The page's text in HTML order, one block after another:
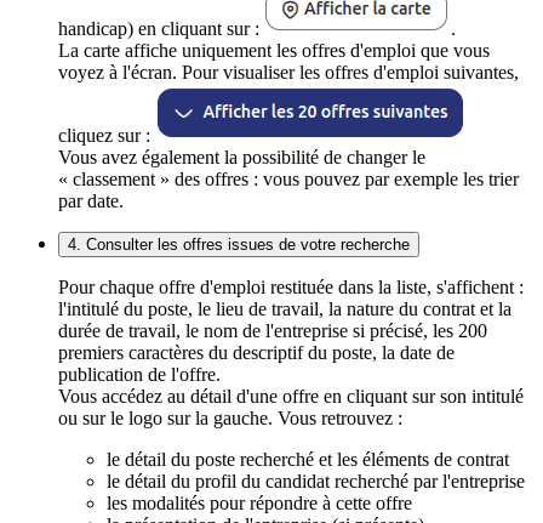
handicap) en cliquant sur :
.
La carte affiche uniquement les offres d'emploi que vous
voyez à l'écran. Pour visualiser les offres d'emploi suivantes,
cliquez sur :
Vous avez également la possibilité de changer le
« classement » des offres : vous pouvez par exemple les trier
par date.
4. Consulter les offres issues de votre recherche
Pour chaque offre d'emploi restituée dans la liste, s'affichent :
l'intitulé du poste, le lieu de travail, la nature du contrat et la
durée de travail, le nom de l'entreprise si précisé, les 200
premiers caractères du descriptif du poste, la date de
publication de l'offre.
Vous accédez au détail d'une offre en cliquant sur son intitulé
ou sur le logo sur la gauche. Vous retrouvez :
le détail du poste recherché et les éléments de contrat
le détail du profil du candidat recherché par l'entreprise
les modalités pour répondre à cette offre